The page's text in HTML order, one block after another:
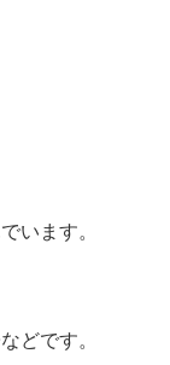
います。
どです。